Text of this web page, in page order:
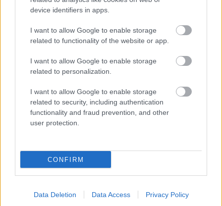
device identifiers in apps.
I want to allow Google to enable storage
related to functionality of the website or app.
I want to allow Google to enable storage
related to personalization.
I want to allow Google to enable storage
related to security, including authentication
functionality and fraud prevention, and other
user protection.
CONFIRM
Data Deletion Data Access Privacy Policy
DOM
alebo meniť kotol?
Návod, ako v nových
dotačných výzvach
zatepliť dom